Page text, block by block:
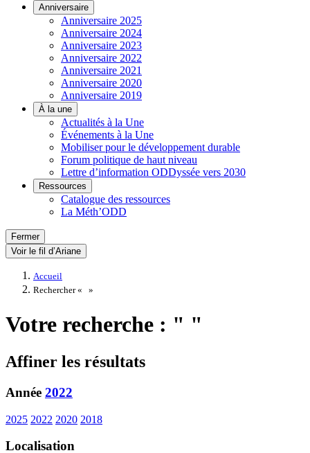
Anniversaire
Anniversaire 2025
Anniversaire 2024
Anniversaire 2023
Anniversaire 2022
Anniversaire 2021
Anniversaire 2020
Anniversaire 2019
À la une
Actualités à la Une
Événements à la Une
Mobiliser pour le développement durable
Forum politique de haut niveau
Lettre d’information ODDyssée vers 2030
Ressources
Catalogue des ressources
La Méth’ODD
Fermer
Voir le fil d’Ariane
Accueil
Rechercher «
»
Votre recherche : " "
Affiner les résultats
Année 2022
2025 2022 2020 2018
Localisation